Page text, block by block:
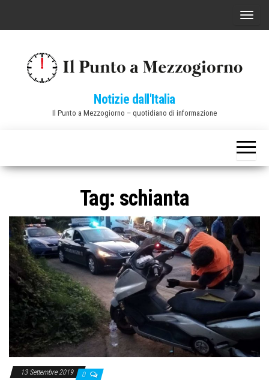
C
a
v
a
i
n
e
Notizie dall'Italia
Il Punto a Mezzogiorno – quotidiano di informazione
Tag: schianta
13 Settembre 2019 0